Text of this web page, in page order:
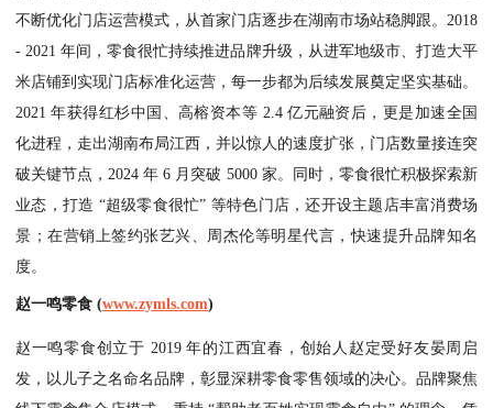
不断优化门店运营模式，从首家门店逐步在湖南市场站稳脚跟。2018
- 2021 年间，零食很忙持续推进品牌升级，从进军地级市、打造大平
米店铺到实现门店标准化运营，每一步都为后续发展奠定坚实基础。
2021 年获得红杉中国、高榕资本等 2.4 亿元融资后，更是加速全国
化进程，走出湖南布局江西，并以惊人的速度扩张，门店数量接连突
破关键节点，2024 年 6 月突破 5000 家。同时，零食很忙积极探索新
业态，打造 “超级零食很忙” 等特色门店，还开设主题店丰富消费场
景；在营销上签约张艺兴、周杰伦等明星代言，快速提升品牌知名
度。
赵一鸣零食 (www.zymls.com)
赵一鸣零食创立于 2019 年的江西宜春，创始人赵定受好友晏周启
发，以儿子之名命名品牌，彰显深耕零食零售领域的决心。品牌聚焦